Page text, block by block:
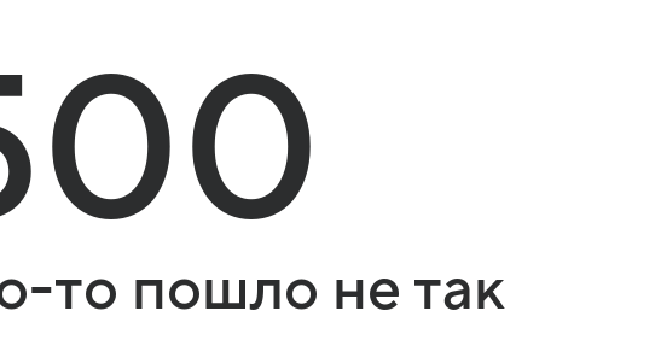
то пошло не так